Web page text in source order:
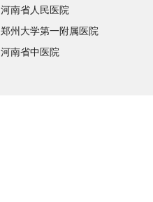
河南省人民医院
郑州大学第一附属医院
河南省中医院